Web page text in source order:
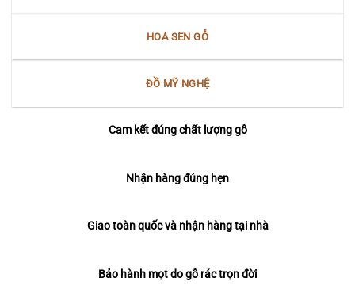
HOA SEN GỖ
ĐỒ MỸ NGHỆ
Cam kết đúng chất lượng gỗ
Nhận hàng đúng hẹn
Giao toàn quốc và nhận hàng tại nhà
Bảo hành mọt do gỗ rác trọn đời